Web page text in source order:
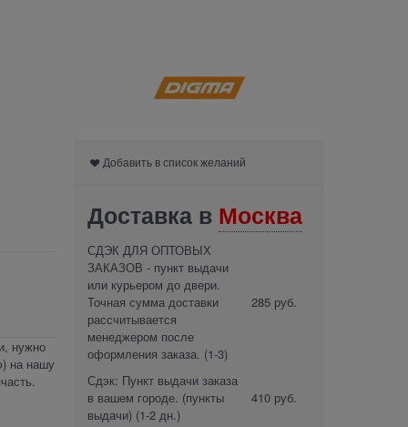
нужно
на нашу
Добавить в список желаний
Доставка в Москва
СДЭК ДЛЯ ОПТОВЫХ
ЗАКАЗОВ - пункт выдачи
или курьером до двери.
Точная сумма доставки
рассчитывается
менеджером после
оформления заказа. (1-3)
285 руб.
Сдэк: Пункт выдачи заказа
в вашем городе. (пункты
выдачи) (1-2 дн.)
410 руб.